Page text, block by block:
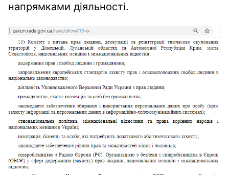
напрямками діяльності.